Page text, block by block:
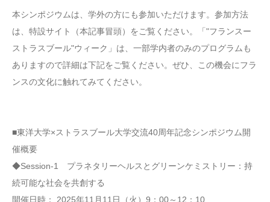
本シンポジウムは、学外の方にも参加いただけます。参加方法
は、特設サイト（本記事冒頭）をご覧ください。「"フランスー
ストラスブール"ウィーク」は、一部学内者のみのプログラムも
ありますので詳細は下記をご覧ください。ぜひ、この機会にフラ
ンスの文化に触れてみてください。
■東洋大学×ストラスブール大学交流40周年記念シンポジウム開
催概要
◆Session-1 プラネタリーヘルスとグリーンケミストリー：持
続可能な社会を共創する
開催日時： 2025年11月11日（火）9：00～12：10